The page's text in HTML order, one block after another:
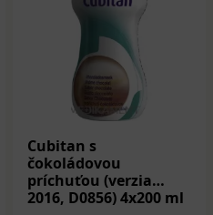
Cubitan s
čokoládovou
príchuťou (verzia
2016, D0856) 4x200 ml